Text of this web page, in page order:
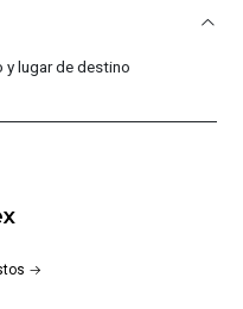
parche en la lengüeta; La
Composición:
Caucho
lugar de destino